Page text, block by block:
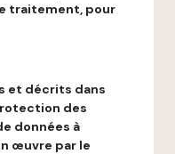
traitement, pour
et décrits dans
des
données à
œuvre par le